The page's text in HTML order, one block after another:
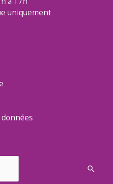
uniquement